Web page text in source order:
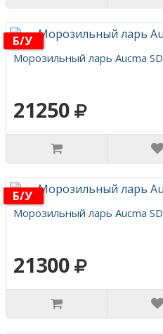
Б/у
Морозильный ларь Aucma
21250
Б/у
Морозильный ларь Aucma
21300